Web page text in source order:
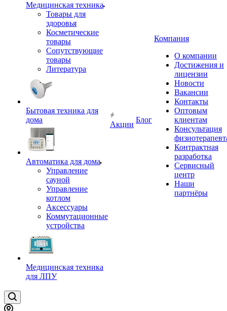
Медицинская техника
Товары для
здоровья
Косметические
товары
Сопутствующие
товары
Литература
Бытовая техника для
дома
Автоматика для дома
Управление
сауной
Управление
котлом
Аксессуары
Коммутационные
устройства
Медицинская техника
для ЛПУ
Акции
Блог
Компания
О компании
Достижения и
лицензии
Новости
Вакансии
Контакты
Оптовым
клиентам
Консультация
Контрактная
разработка
Сервисный
центр
Наши
партнёры